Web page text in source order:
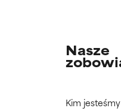
Nasze
Kim jesteśmy